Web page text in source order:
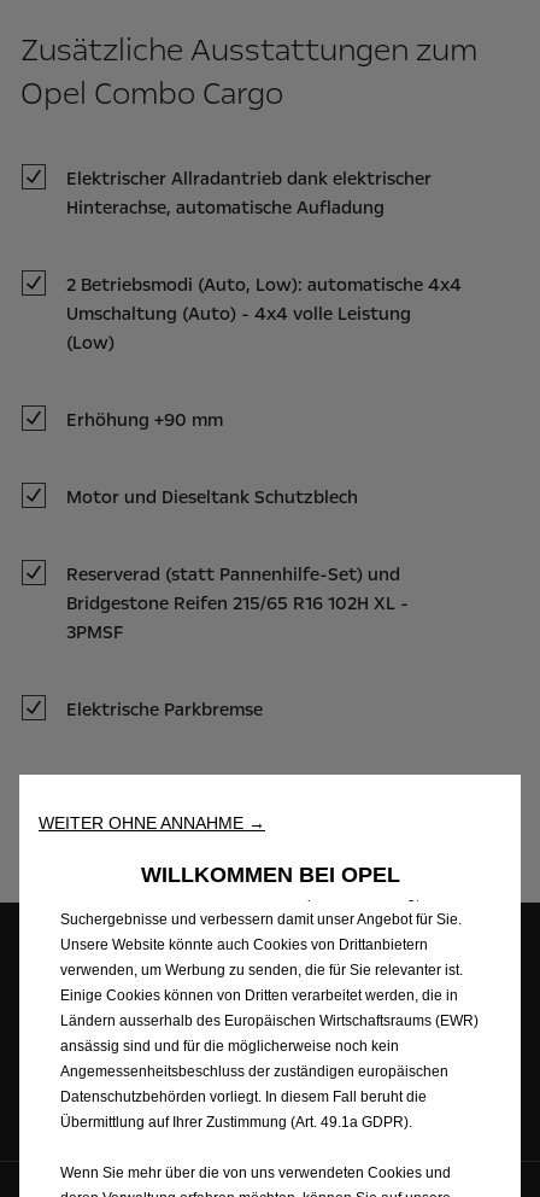
Zusätzliche Ausstattungen zum
Opel Combo Cargo
Elektrischer Allradantrieb dank elektrischer
Hinterachse, automatische Aufladung
2 Betriebsmodi (Auto, Low): automatische 4x4
Umschaltung (Auto) - 4x4 volle Leistung
(Low)
Erhöhung +90 mm
Motor und Dieseltank Schutzblech
Reserverad (statt Pannenhilfe-Set) und
Bridgestone Reifen 215/65 R16 102H XL -
3PMSF
Elektrische Parkbremse
Übersicht
Konfigurator Händlersuche
Probefahrt
vereinbaren
Angebot anfragen Preislisten Newsletter
WEITER OHNE ANNAHME →
WILLKOMMEN BEI OPEL
bereitzustellen und die Verfügbarkeit unserer Websites
Benutzerfreundlichkeit und die Leistungen unserer Websites
Suchergebnisse und verbessern damit unser Angebot für Sie.
Unsere Website könnte auch Cookies von Drittanbietern
verwenden, um Werbung zu senden, die für Sie relevanter ist.
Einige Cookies können von Dritten verarbeitet werden, die in
Ländern ausserhalb des Europäischen Wirtschaftsraums (EWR)
ansässig sind und für die möglicherweise noch kein
Angemessenheitsbeschluss der zuständigen europäischen
Datenschutzbehörden vorliegt. In diesem Fall beruht die
Übermittlung auf Ihrer Zustimmung (Art. 49.1a GDPR).
Wenn Sie mehr über die von uns verwendeten Cookies und